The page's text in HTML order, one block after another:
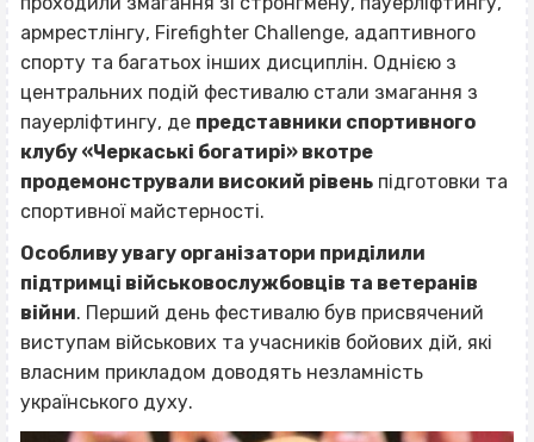
армрестлінгу, Firefighter Challenge, адаптивного
спорту та багатьох інших дисциплін. Однією з
центральних подій фестивалю стали змагання з
пауерліфтингу, де представники спортивного
клубу «Черкаські богатирі» вкотре
продемонстрували високий рівень підготовки та
спортивної майстерності.
Особливу увагу організатори приділили
підтримці військовослужбовців та ветеранів
війни. Перший день фестивалю був присвячений
виступам військових та учасників бойових дій, які
власним прикладом доводять незламність
українського духу.